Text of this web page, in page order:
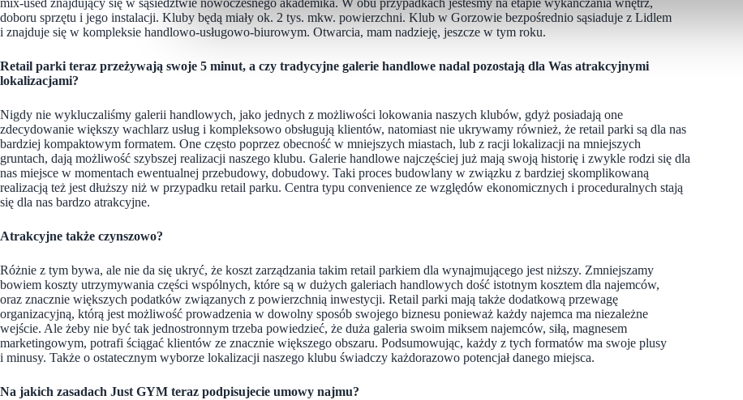
mix-used znajdujący się w sąsiedztwie nowoczesnego akademika. W obu przypadkach jesteśmy na etapie wykańczania wnętrz,
doboru sprzętu i jego instalacji. Kluby będą miały ok. 2 tys. mkw. powierzchni. Klub w Gorzowie bezpośrednio sąsiaduje z Lidlem
i znajduje się w kompleksie handlowo-usługowo-biurowym. Otwarcia, mam nadzieję, jeszcze w tym roku.
Retail parki teraz przeżywają swoje 5 minut, a czy tradycyjne galerie handlowe nadal pozostają dla Was atrakcyjnymi
lokalizacjami?
Nigdy nie wykluczaliśmy galerii handlowych, jako jednych z możliwości lokowania naszych klubów, gdyż posiadają one
zdecydowanie większy wachlarz usług i kompleksowo obsługują klientów, natomiast nie ukrywamy również, że retail parki są dla nas
bardziej kompaktowym formatem. One często poprzez obecność w mniejszych miastach, lub z racji lokalizacji na mniejszych
gruntach, dają możliwość szybszej realizacji naszego klubu. Galerie handlowe najczęściej już mają swoją historię i zwykle rodzi się dla
nas miejsce w momentach ewentualnej przebudowy, dobudowy. Taki proces budowlany w związku z bardziej skomplikowaną
realizacją też jest dłuższy niż w przypadku retail parku. Centra typu convenience ze względów ekonomicznych i proceduralnych stają
się dla nas bardzo atrakcyjne.
Atrakcyjne także czynszowo?
Różnie z tym bywa, ale nie da się ukryć, że koszt zarządzania takim retail parkiem dla wynajmującego jest niższy. Zmniejszamy
bowiem koszty utrzymywania części wspólnych, które są w dużych galeriach handlowych dość istotnym kosztem dla najemców,
oraz znacznie większych podatków związanych z powierzchnią inwestycji. Retail parki mają także dodatkową przewagę
organizacyjną, którą jest możliwość prowadzenia w dowolny sposób swojego biznesu ponieważ każdy najemca ma niezależne
wejście. Ale żeby nie być tak jednostronnym trzeba powiedzieć, że duża galeria swoim miksem najemców, siłą, magnesem
marketingowym, potrafi ściągać klientów ze znacznie większego obszaru. Podsumowując, każdy z tych formatów ma swoje plusy
i minusy. Także o ostatecznym wyborze lokalizacji naszego klubu świadczy każdorazowo potencjał danego miejsca.
Na jakich zasadach Just GYM teraz podpisujecie umowy najmu?